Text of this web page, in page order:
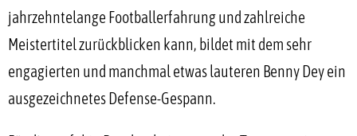
jahrzehntelange Footballerfahrung und zahlreiche
Meistertitel zurückblicken kann, bildet mit dem sehr
engagierten und manchmal etwas lauteren Benny Dey ein
ausgezeichnetes Defense-Gespann.